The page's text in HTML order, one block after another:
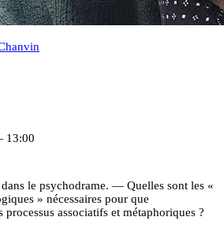
13:00
le psychodrame. — Quelles sont les «
» nécessaires pour que
processus associatifs et métaphoriques ?